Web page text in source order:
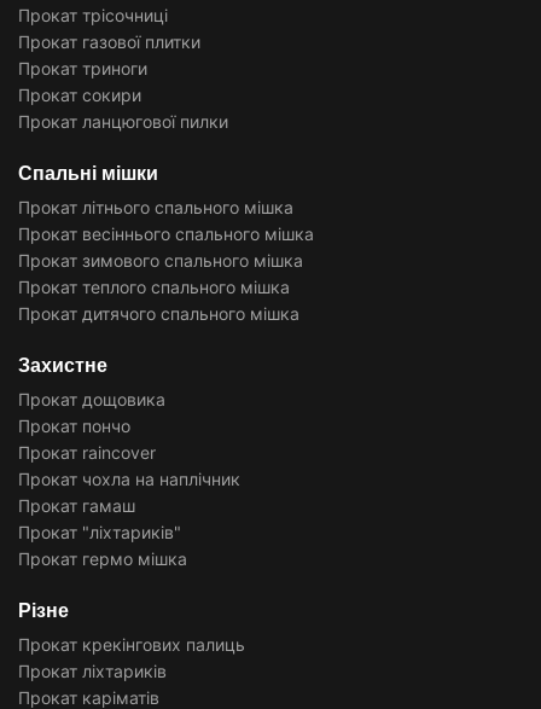
Прокат трісочниці
Прокат газової плитки
Прокат триноги
Прокат сокири
Прокат ланцюгової пилки
Спальні мішки
Прокат літнього спального мішка
Прокат весіннього спального мішка
Прокат зимового спального мішка
Прокат теплого спального мішка
Прокат дитячого спального мішка
Захистне
Прокат дощовика
Прокат пончо
Прокат raincover
Прокат чохла на наплічник
Прокат гамаш
Прокат "ліхтариків"
Прокат гермо мішка
Різне
Прокат крекінгових палиць
Прокат ліхтариків
Прокат каріматів